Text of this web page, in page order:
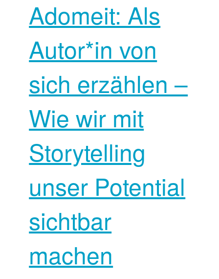
Adomeit: Als
Autor*in von
sich erzählen –
Wie wir mit
Storytelling
unser Potential
sichtbar
machen